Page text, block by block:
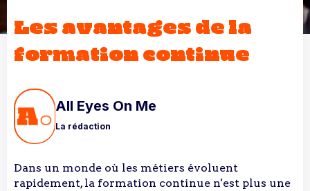
Les avantages de la
formation continue
All Eyes On Me
La rédaction
Dans un monde où les métiers évoluent
rapidement, la formation continue n'est plus une